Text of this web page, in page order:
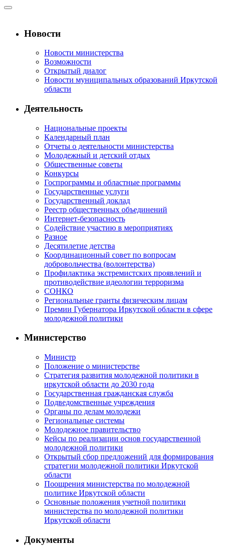
Новости
Новости министерства
Возможности
Открытый диалог
Новости муниципальных образований Иркутской
области
Деятельность
Национальные проекты
Календарный план
Отчеты о деятельности министерства
Молодежный и детский отдых
Общественные советы
Конкурсы
Госпрограммы и областные программы
Государственные услуги
Государственный доклад
Реестр общественных объединений
Интернет-безопасность
Содействие участию в мероприятиях
Разное
Десятилетие детства
Координационный совет по вопросам
добровольчества (волонтерства)
Профилактика экстремистских проявлений и
противодействие идеологии терроризма
СОНКО
Региональные гранты физическим лицам
Премии Губернатора Иркутской области в сфере
молодежной политики
Министерство
Министр
Положение о министерстве
Стратегия развития молодежной политики в
иркутской области до 2030 года
Государственная гражданская служба
Подведомственные учреждения
Органы по делам молодежи
Региональные системы
Молодежное правительство
Кейсы по реализации основ государственной
молодежной политики
Открытый сбор предложений для формирования
стратегии молодежной политики Иркутской
области
Поощрения министерства по молодежной
политике Иркутской области
Основные положения учетной политики
министерства по молодежной политики
Иркутской области
Документы